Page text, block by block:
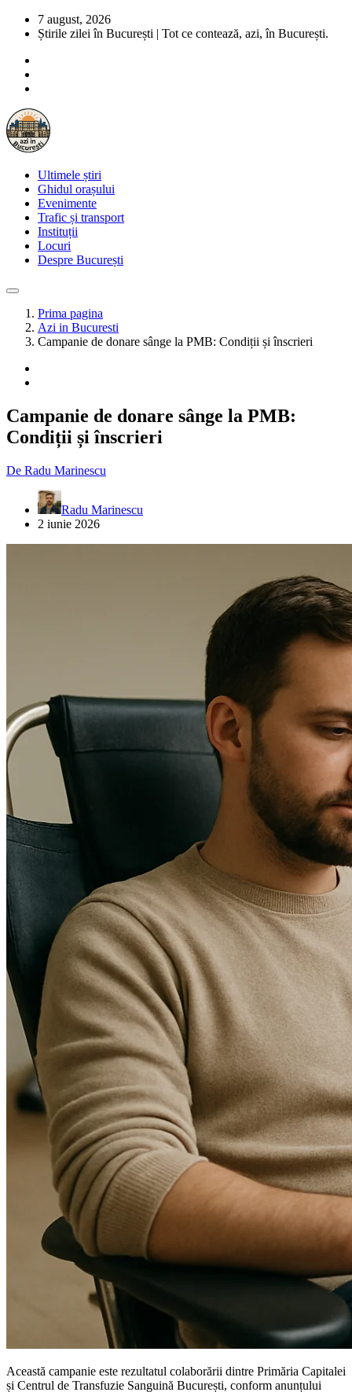
7 august, 2026
Știrile zilei în București | Tot ce contează, azi, în București.
Ultimele știri
Ghidul orașului
Evenimente
Trafic și transport
Instituții
Locuri
Despre București
Prima pagina
Azi in Bucuresti
Campanie de donare sânge la PMB: Condiții și înscrieri
Campanie de donare sânge la PMB:
Condiții și înscrieri
De Radu Marinescu
Radu Marinescu
2 iunie 2026
Această campanie este rezultatul colaborării dintre Primăria Capitalei
și Centrul de Transfuzie Sanguină București, conform anunțului